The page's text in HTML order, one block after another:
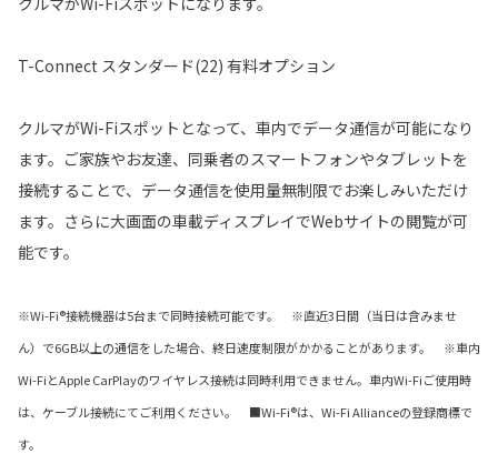
T-Connect スタンダード(22) 有料オプション
クルマがWi-Fiスポットとなって、車内でデータ通信が可能になり
ます。ご家族やお友達、同乗者のスマートフォンやタブレットを
接続することで、データ通信を使用量無制限でお楽しみいただけ
ます。さらに大画面の車載ディスプレイでWebサイトの閲覧が可
能です。
※Wi-Fi®接続機器は5台まで同時接続可能です。 ※直近3日間（当日は含みませ
ん）で6GB以上の通信をした場合、終日速度制限がかかることがあります。 ※車内
Wi-FiとApple CarPlayのワイヤレス接続は同時利用できません。車内Wi-Fiご使用時
は、ケーブル接続にてご利用ください。 ■Wi-Fi®は、Wi-Fi Allianceの登録商標で
す。